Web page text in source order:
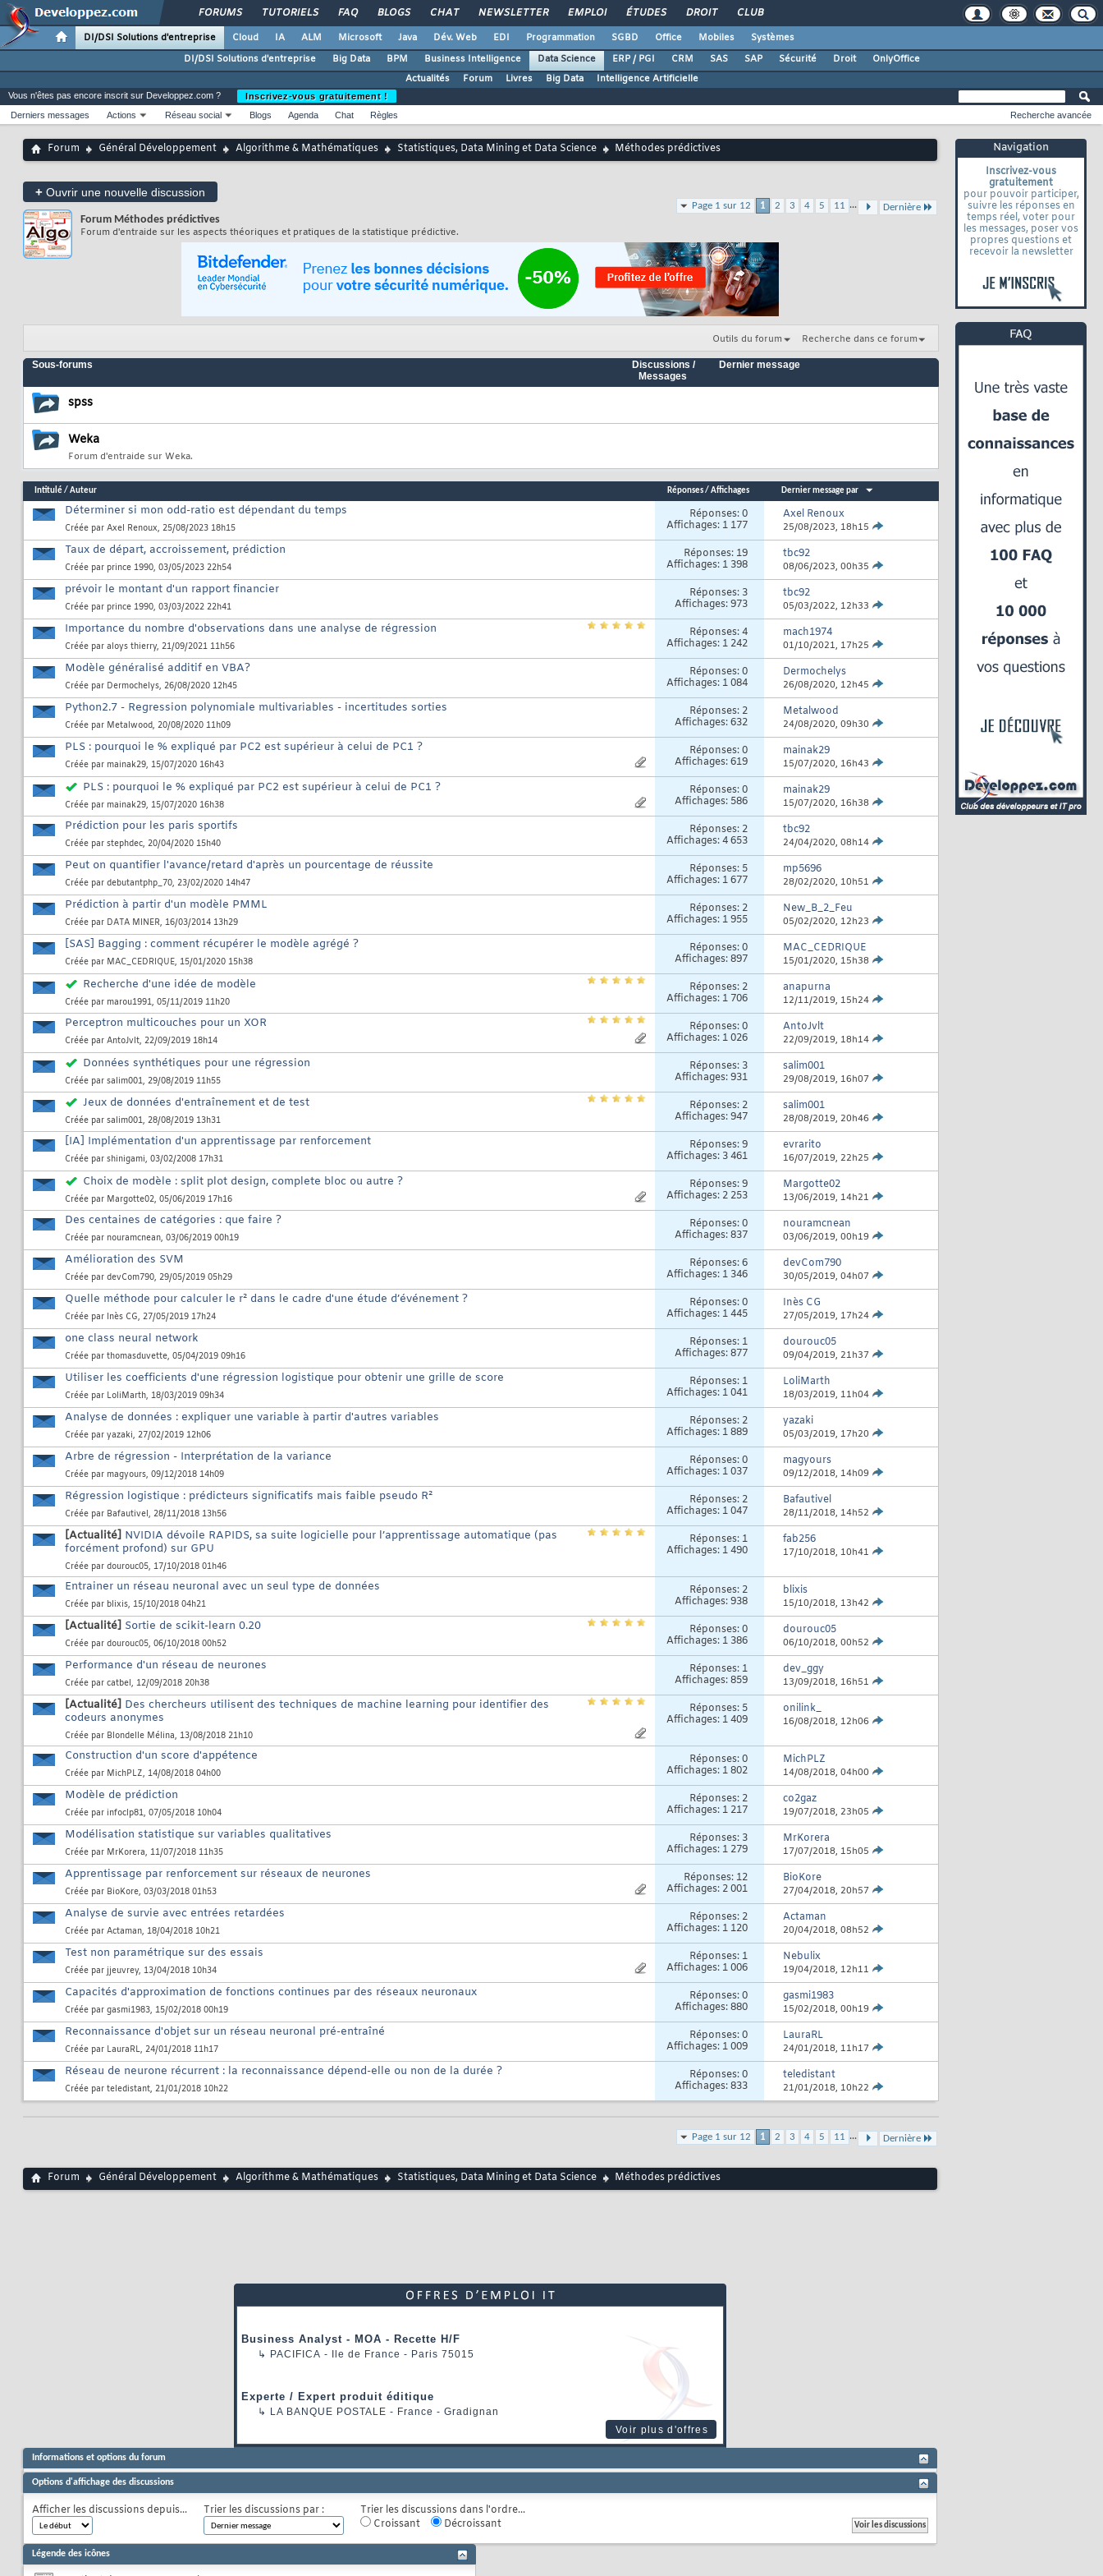
FORUMS TUTORIELS FAQ BLOGS CHAT NEWSLETTER EMPLOI ÉTUDES DROIT CLUB
DI/DSI Solutions d'entreprise Cloud IA ALM Microsoft Java Dév. Web EDI Programmation SGBD Office Mobiles
Systèmes
DI/DSI Solutions d'entreprise
Big Data BPM Business Intelligence Data Science ERP / PGI CRM SAS SAP Sécurité Droit
OnlyOffice
Actualités
Forum Livres Big Data Intelligence Artificielle
Vous n'êtes pas encore inscrit sur Developpez.com ?
Inscrivez-vous gratuitement !
Derniers messages
Actions Réseau social Blogs Agenda Chat Règles Recherche avancée
Forum Général Développement Algorithme & Mathématiques Statistiques, Data Mining et Data Science Méthodes prédictives Navigation
Inscrivez-vous
gratuitement
pour pouvoir participer,
suivre les réponses en
temps réel, voter pour
les messages, poser vos
propres questions et
recevoir la newsletter
+ Ouvrir une nouvelle discussion
Page 1 sur 12 1 2 3 4 5 11 ... Dernière
Forum Méthodes prédictives
Forum d'entraide sur les aspects théoriques et pratiques de la statistique prédictive.
Outils du forum Recherche dans ce forum
Sous-forums
Discussions /
Messages
Dernier message
spss
Weka
Forum d'entraide sur Weka.
Intitulé/ Auteur Réponses/ Affichages Dernier message par
Déterminer si mon odd-ratio est dépendant du temps
Créée par Axel Renoux, 25/08/2023 18h15
Réponses:0
Affichages: 1 177
Axel Renoux
25/08/2023, 18h15
Taux de départ, accroissement, prédiction
Créée par prince 1990, 03/05/2023 22h54
Réponses: 19
Affichages: 1 398
tbc92
08/06/2023, 00h35
prévoir le montant d'un rapport financier
Créée par prince 1990, 03/03/2022 22h41
Réponses: 3
Affichages: 973
tbc92
05/03/2022, 12h33
Importance du nombre d'observations dans une analyse de régression
Créée par aloys thierry, 21/09/2021 11h56
Réponses:4
Affichages: 1 242
mach1974
01/10/2021, 17h25
Modèle généralisé additif en VBA?
Créée par Dermochelys, 26/08/2020 12h45
Réponses:0
Affichages: 1 084
Dermochelys
26/08/2020, 12h45
Python2.7 - Regression polynomiale multivariables - incertitudes sorties
Créée par Metalwood, 20/08/2020 11h09
Réponses: 2
Affichages: 632
Metalwood
24/08/2020, 09h30
PLS : pourquoi le % expliqué par PC2 est supérieur à celui de PC1 ?
Créée par mainak29, 15/07/2020 16h43
Réponses:0
Affichages: 619
mainak29
15/07/2020, 16h43
PLS : pourquoi le % expliqué par PC2 est supérieur à celui de PC1 ?
Créée par mainak29, 15/07/2020 16h38
Réponses:0
Affichages: 586
mainak29
15/07/2020, 16h38
Prédiction pour les paris sportifs
Créée par stephdec, 20/04/2020 15h40
Réponses: 2
Affichages: 4 653
tbc92
24/04/2020, 08h14
Peut on quantifier l'avance/retard d'après un pourcentage de réussite
Créée par debutantphp_70, 23/02/2020 14h47
Réponses: 5
Affichages: 1 677
mp5696
28/02/2020, 10h51
Prédiction à partir d'un modèle PMML
Créée par DATA MINER, 16/03/2014 13h29
Réponses: 2
Affichages: 1 955
New_B_2_Feu
05/02/2020, 12h23
[SAS] Bagging : comment récupérer le modèle agrégé ?
Créée par MAC_CEDRIQUE, 15/01/2020 15h38
Réponses:0
Affichages: 897
MAC_CEDRIQUE
15/01/2020, 15h38
Recherche d'une idée de modèle
Créée par marou1991, 05/11/2019 11h20
Réponses: 2
Affichages: 1 706
anapurna
12/11/2019, 15h24
Perceptron multicouches pour un XOR
Créée par AntoJvlt, 22/09/2019 18h14
Réponses:0
Affichages: 1 026
AntoJvlt
22/09/2019, 18h14
Données synthétiques pour une régression
Créée par salim001, 29/08/2019 11h55
Réponses: 3
Affichages: 931
salim001
29/08/2019, 16h07
Jeux de données d'entraînement et de test
Créée par salim001, 28/08/2019 13h31
Réponses: 2
Affichages: 947
salim001
28/08/2019, 20h46
[IA] Implémentation d'un apprentissage par renforcement
Créée par shinigami, 03/02/2008 17h31
Réponses:9
Affichages: 3 461
evrarito
16/07/2019, 22h25
Choix de modèle : split plot design, complete bloc ou autre ?
Créée par Margotte02, 05/06/2019 17h16
Réponses:9
Affichages: 2 253
Margotte02
13/06/2019, 14h21
Des centaines de catégories : que faire ?
Créée par nouramcnean, 03/06/2019 00h19
Réponses:0
Affichages: 837
nouramcnean
03/06/2019, 00h19
Amélioration des SVM
Créée par devCom790, 29/05/2019 05h29
Réponses:6
Affichages: 1 346
devCom790
30/05/2019, 04h07
Quelle méthode pour calculer le r² dans le cadre d'une étude d’événement ?
Créée par Inès CG, 27/05/2019 17h24
Réponses:0
Affichages: 1 445
Inès CG
27/05/2019, 17h24
one class neural network
Créée par thomasduvette, 05/04/2019 09h16
Réponses: 1
Affichages: 877
dourouc05
09/04/2019, 21h37
Utiliser les coefficients d'une régression logistique pour obtenir une grille de score
Créée par LoliMarth, 18/03/2019 09h34
Réponses: 1
Affichages: 1 041
LoliMarth
18/03/2019, 11h04
Analyse de données : expliquer une variable à partir d'autres variables
Créée par yazaki, 27/02/2019 12h06
Réponses: 2
Affichages: 1 889
yazaki
05/03/2019, 17h20
Arbre de régression - Interprétation de la variance
Créée par magyours, 09/12/2018 14h09
Réponses:0
Affichages: 1 037
magyours
09/12/2018, 14h09
Régression logistique : prédicteurs significatifs mais faible pseudo R²
Créée par Bafautivel, 28/11/2018 13h56
Réponses: 2
Affichages: 1 047
Bafautivel
28/11/2018, 14h52
[Actualité] NVIDIA dévoile RAPIDS, sa suite logicielle pour l’apprentissage automatique (pas
forcément profond) sur GPU
Créée par dourouc05, 17/10/2018 01h46
Réponses: 1
Affichages: 1 490
fab256
17/10/2018, 10h41
Entrainer un réseau neuronal avec un seul type de données
Créée par blixis, 15/10/2018 04h21
Réponses: 2
Affichages: 938
blixis
15/10/2018, 13h42
[Actualité] Sortie de scikit-learn 0.20
Créée par dourouc05, 06/10/2018 00h52
Réponses:0
Affichages: 1 386
dourouc05
06/10/2018, 00h52
Performance d'un réseau de neurones
Créée par catbel, 12/09/2018 20h38
Réponses: 1
Affichages: 859
dev_ggy
13/09/2018, 16h51
[Actualité] Des chercheurs utilisent des techniques de machine learning pour identifier des
codeurs anonymes
Créée par Blondelle Mélina, 13/08/2018 21h10
Réponses: 5
Affichages: 1 409
onilink_
16/08/2018, 12h06
Construction d'un score d'appétence
Créée par MichPLZ, 14/08/2018 04h00
Réponses:0
Affichages: 1 802
MichPLZ
14/08/2018, 04h00
Modèle de prédiction
Créée par infoclp81, 07/05/2018 10h04
Réponses: 2
Affichages: 1 217
co2gaz
19/07/2018, 23h05
Modélisation statistique sur variables qualitatives
Créée par MrKorera, 11/07/2018 11h35
Réponses: 3
Affichages: 1 279
MrKorera
17/07/2018, 15h05
Apprentissage par renforcement sur réseaux de neurones
Créée par BioKore, 03/03/2018 01h53
Réponses: 12
Affichages: 2 001
BioKore
27/04/2018, 20h57
Analyse de survie avec entrées retardées
Créée par Actaman, 18/04/2018 10h21
Réponses: 2
Affichages: 1 120
Actaman
20/04/2018, 08h52
Test non paramétrique sur des essais
Créée par jjeuvrey, 13/04/2018 10h34
Réponses: 1
Affichages: 1 006
Nebulix
19/04/2018, 12h11
Capacités d'approximation de fonctions continues par des réseaux neuronaux
Créée par gasmi1983, 15/02/2018 00h19
Réponses:0
Affichages: 880
gasmi1983
15/02/2018, 00h19
Reconnaissance d'objet sur un réseau neuronal pré-entraîné
Créée par LauraRL, 24/01/2018 11h17
Réponses:0
Affichages: 1 009
LauraRL
24/01/2018, 11h17
Réseau de neurone récurrent : la reconnaissance dépend-elle ou non de la durée ?
Créée par teledistant, 21/01/2018 10h22
Réponses:0
Affichages: 833
teledistant
21/01/2018, 10h22
Page 1 sur 12 1 2 3 4 5 11 ... Dernière
Forum Général Développement Algorithme & Mathématiques Statistiques, Data Mining et Data Science Méthodes prédictives
Business Analyst - MOA - Recette H/F
↳ PACIFICA - Ile de France - Paris 75015
Experte / Expert produit éditique
↳ LA BANQUE POSTALE - France - Gradignan
Voir plus d'offres
Informations et options du forum
Options d'affichage des discussions
Afficher les discussions depuis... Trier les discussions par :
Trier les discussions dans l'ordre...
Croissant
Décroissant
Légende des icônes